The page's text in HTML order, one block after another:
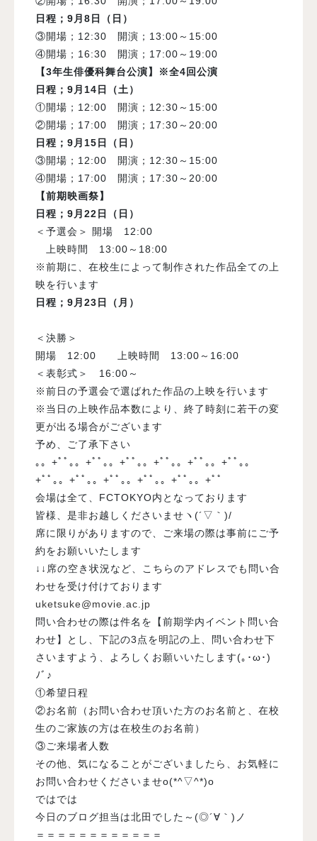
日程； 9 月 8 日（日）
③開場； 12:30 開演； 13:00 ～ 15:00
④開場； 16:30 開演； 17:00 ～ 19:00
【3年生俳優科舞台公演】※全4回公演
日程 ； 9 月 14 日（土）
①開場； 12:00 開演； 12:30 ～ 15:00
②開場； 17:00 開演； 17:30 ～ 20:00
日程； 9 月 15 日（日）
③開場； 12:00 開演； 12:30 ～ 15:00
④開場； 17:00 開演； 17:30 ～ 20:00
【前期映画祭】
日程； 9 月22日（日）
＜予選会＞ 開場 12:00
上映時間 13:00 ～ 18:00
※前期に、在校生によって制作された作品全ての上
映を行います
日程； 9 月23日（月）
＜決勝＞
開場 12:00 上映時間 13:00 ～ 16:00
＜表彰式＞ 16:00 ～
※前日の予選会で選ばれた作品の上映を行います
※当日の上映作品本数により、終了時刻に若干の変
更が出る場合がございます
予め、ご了承下さい
｡。+ﾟﾟ｡。+ﾟﾟ｡。+ﾟﾟ｡。+ﾟﾟ｡。+ﾟﾟ｡。+ﾟﾟ｡。
+ﾟﾟ｡。+ﾟﾟ｡。+ﾟﾟ｡。+ﾟﾟ｡。+ﾟﾟ｡。+ﾟﾟ
会場は全て、FCTOKYO内となっております
皆様、是非お越しくださいませヽ(´▽｀)/
席に限りがありますので、ご来場の際は事前にご予
約をお願いいたします
↓↓席の空き状況など、こちらのアドレスでも問い合
わせを受け付けております
uketsuke@movie.ac.jp
問い合わせの際は件名を【前期学内イベント問い合
わせ】とし、下記の3点を明記の上、問い合わせ下
さいますよう、よろしくお願いいたします(｡･ω･)
ﾉﾞ♪
①希望日程
②お名前（お問い合わせ頂いた方のお名前と、在校
生のご家族の方は在校生のお名前）
③ご来場者人数
その他、気になることがございましたら、お気軽に
お問い合わせくださいませo(*^▽^*)o
ではでは
今日のブログ担当は北田でした～(◎´∀｀)ノ
＝＝＝＝＝＝＝＝＝＝＝＝